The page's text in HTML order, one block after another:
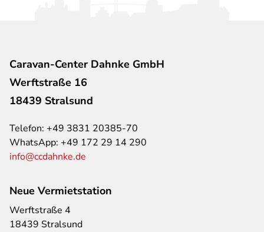
Caravan-Center Dahnke GmbH
Werftstraße 16
18439 Stralsund
Telefon: +49 3831 20385-70
WhatsApp: +49 172 29 14 290
info@ccdahnke.de
Neue Vermietstation
Werftstraße 4
18439 Stralsund